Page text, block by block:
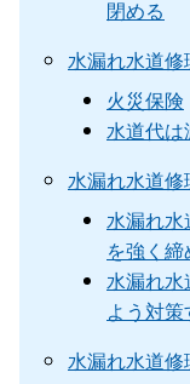
閉める
水漏れ水道修
火災保険
水道代は
水漏れ水道
水漏れ
を強く
水漏れ
よう対策
水漏れ水道